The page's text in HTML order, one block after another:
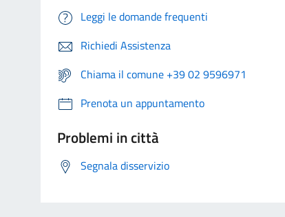
Leggi le domande frequenti
Richiedi Assistenza
Chiama il comune +39 02 9596971
Prenota un appuntamento
Problemi in città
Segnala disservizio